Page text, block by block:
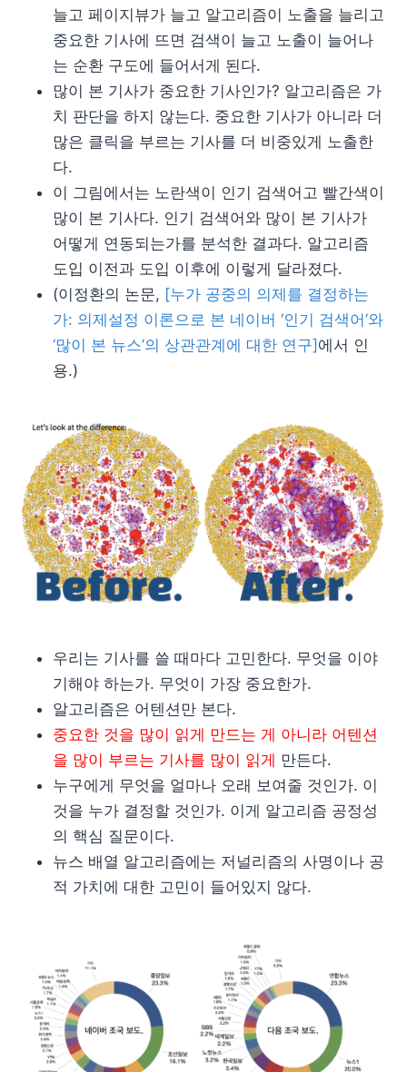
늘고 페이지뷰가 늘고 알고리즘이 노출을 늘리고
중요한 기사에 뜨면 검색이 늘고 노출이 늘어나
는 순환 구도에 들어서게 된다.
많이 본 기사가 중요한 기사인가? 알고리즘은 가
치 판단을 하지 않는다. 중요한 기사가 아니라 더
많은 클릭을 부르는 기사를 더 비중있게 노출한
다.
이 그림에서는 노란색이 인기 검색어고 빨간색이
많이 본 기사다. 인기 검색어와 많이 본 기사가
어떻게 연동되는가를 분석한 결과다. 알고리즘
도입 이전과 도입 이후에 이렇게 달라졌다.
(이정환의 논문, [누가 공중의 의제를 결정하는
가: 의제설정 이론으로 본 네이버 ‘인기 검색어’와
‘많이 본 뉴스’의 상관관계에 대한 연구] 에서 인
용.)
우리는 기사를 쓸 때마다 고민한다. 무엇을 이야
기해야 하는가. 무엇이 가장 중요한가.
알고리즘은 어텐션만 본다.
중요한 것을 많이 읽게 만드는 게 아니라 어텐션
을 많이 부르는 기사를 많이 읽게 만든다.
누구에게 무엇을 얼마나 오래 보여줄 것인가. 이
것을 누가 결정할 것인가. 이게 알고리즘 공정성
의 핵심 질문이다.
뉴스 배열 알고리즘에는 저널리즘의 사명이나 공
적 가치에 대한 고민이 들어있지 않다.